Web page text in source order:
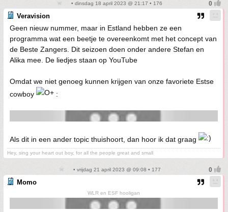
• dinsdag 18 april 2023 @ 21:17 • 176
Veravision
Geen nieuw nummer, maar in Estland hebben ze een
programma wat een beetje te overeenkomt met het concept van
de Beste Zangers. Dit seizoen doen onder andere Stefan en
Alika mee. De liedjes staan op YouTube
Omdat we niet genoeg kunnen krijgen van onze favoriete Estse
cowboy
:
Als dit in een ander topic thuishoort, dan hoor ik dat graag
Hey, sing your heart out boy, for all the people great and small
• vrijdag 21 april 2023 @ 09:08 • 177
Momo
WLR en ESF hooligan